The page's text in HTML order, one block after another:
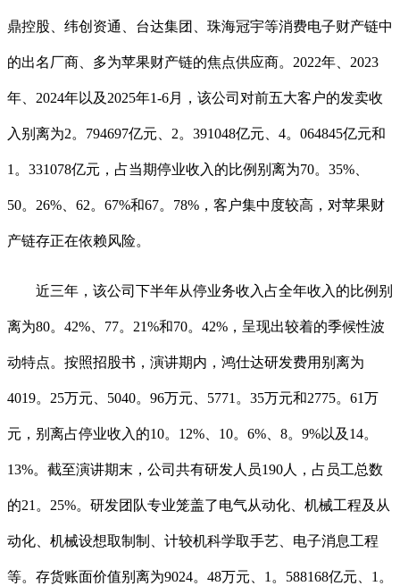
鼎控股、纬创资通、台达集团、珠海冠宇等消费电子财产链中
的出名厂商、多为苹果财产链的焦点供应商。2022年、2023
年、2024年以及2025年1-6月，该公司对前五大客户的发卖收
入别离为2。794697亿元、2。391048亿元、4。064845亿元和
1。331078亿元，占当期停业收入的比例别离为70。35%、
50。26%、62。67%和67。78%，客户集中度较高，对苹果财
产链存正在依赖风险。
近三年，该公司下半年从停业务收入占全年收入的比例别
离为80。42%、77。21%和70。42%，呈现出较着的季候性波
动特点。按照招股书，演讲期内，鸿仕达研发费用别离为
4019。25万元、5040。96万元、5771。35万元和2775。61万
元，别离占停业收入的10。12%、10。6%、8。9%以及14。
13%。截至演讲期末，公司共有研发人员190人，占员工总数
的21。25%。研发团队专业笼盖了电气从动化、机械工程及从
动化、机械设想取制制、计较机科学取手艺、电子消息工程
等。存货账面价值别离为9024。48万元、1。588168亿元、1。